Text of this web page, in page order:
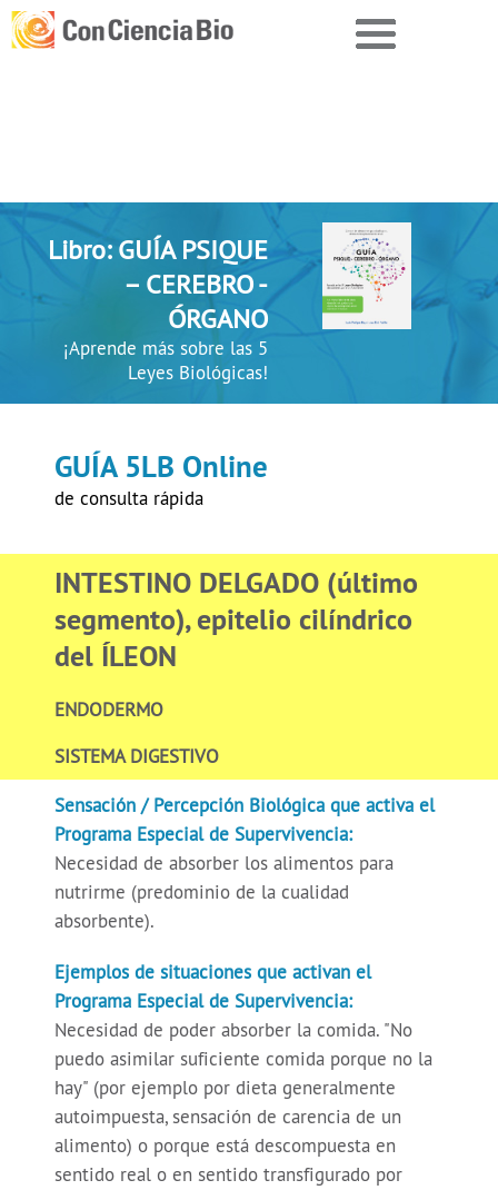
Libro: GUÍA PSIQUE
– CEREBRO -
ÓRGANO
¡Aprende más sobre las 5
Leyes Biológicas!
GUÍA 5LB Online
de consulta rápida
INTESTINO DELGADO (último
segmento), epitelio cilíndrico
del ÍLEON
ENDODERMO
SISTEMA DIGESTIVO
Sensación / Percepción Biológica que activa el
Programa Especial de Supervivencia:
Necesidad de absorber los alimentos para
nutrirme (predominio de la cualidad
absorbente).
Ejemplos de situaciones que activan el
Programa Especial de Supervivencia:
Necesidad de poder absorber la comida. "No
puedo asimilar suficiente comida porque no la
hay" (por ejemplo por dieta generalmente
autoimpuesta, sensación de carencia de un
alimento) o porque está descompuesta en
sentido real o en sentido transfigurado por